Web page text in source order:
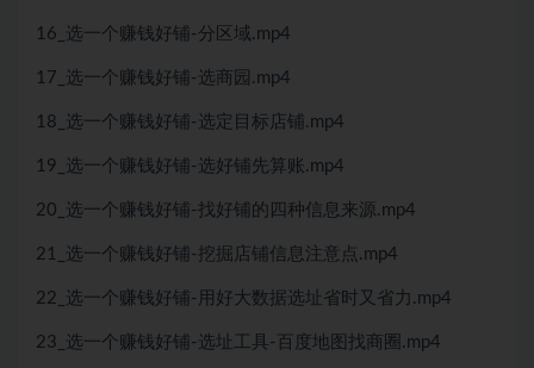
16_选一个赚钱好铺-分区域.mp4
17_选一个赚钱好铺-选商园.mp4
18_选一个赚钱好铺-选定目标店铺.mp4
19_选一个赚钱好铺-选好铺先算账.mp4
20_选一个赚钱好铺-找好铺的四种信息来源.mp4
21_选一个赚钱好铺-挖掘店铺信息注意点.mp4
22_选一个赚钱好铺-用好大数据选址省时又省力.mp4
23_选一个赚钱好铺-选址工具-百度地图找商圈.mp4